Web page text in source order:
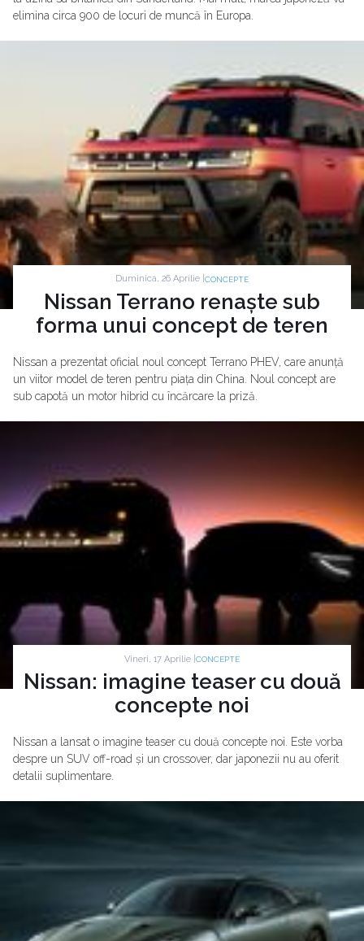
elimina circa 900 de locuri de muncă în Europa.
Duminica, 26 Aprilie | CONCEPTE
Nissan Terrano renaște sub
forma unui concept de teren
Nissan a prezentat oficial noul concept Terrano PHEV, care anunță
un viitor model de teren pentru piața din China. Noul concept are
sub capotă un motor hibrid cu încărcare la priză.
Vineri, 17 Aprilie | CONCEPTE
Nissan: imagine teaser cu două
concepte noi
Nissan a lansat o imagine teaser cu două concepte noi. Este vorba
despre un SUV off-road și un crossover, dar japonezii nu au oferit
detalii suplimentare.